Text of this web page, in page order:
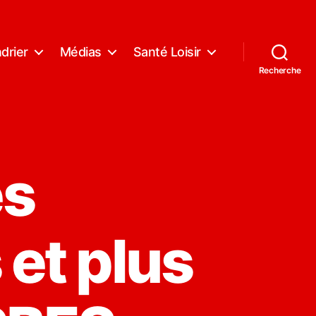
Médias Santé Loisir
Recherche
plus